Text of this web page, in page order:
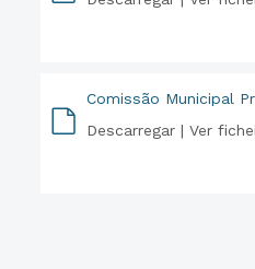
Comissão Municipal
Descarregar |Ver